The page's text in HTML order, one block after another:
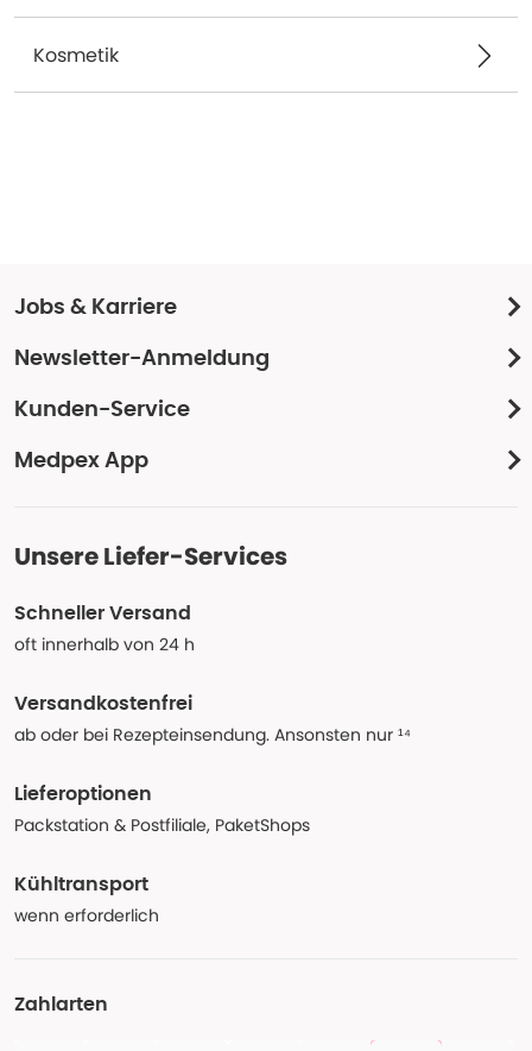
Kosmetik
Jobs & Karriere
Newsletter-Anmeldung
Kunden-Service
Medpex App
Unsere Liefer-Services
Schneller Versand
oft innerhalb von 24 h
Versandkostenfrei
ab oder bei Rezepteinsendung. Ansonsten nur ¹⁴
Lieferoptionen
Packstation & Postfiliale, PaketShops
Kühltransport
wenn erforderlich
Zahlarten